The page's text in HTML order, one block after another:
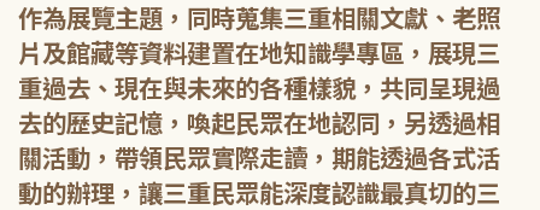
作為展覽主題，同時蒐集三重相關文獻、老照
片及館藏等資料建置在地知識學專區，展現三
重過去、現在與未來的各種樣貌，共同呈現過
去的歷史記憶，喚起民眾在地認同，另透過相
關活動，帶領民眾實際走讀，期能透過各式活
動的辦理，讓三重民眾能深度認識最真切的三